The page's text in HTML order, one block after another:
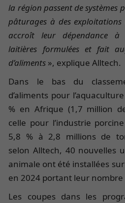
la région passent de systèmes
pâturages à des exploitations
accroît leur dépendance à
laitières formulées et fait
d’aliments », explique Alltech.
Dans le bas du
d’aliments pour
% en Afrique (1,7 million
celle pour l’industrie
5,8 % à 2,8 millions de
selon Alltech, 40 nouvelles
animale ont été installées
en 2024 portant leur nombre
Les coupes dans les